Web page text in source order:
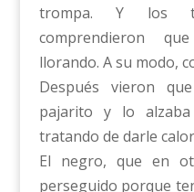
trompa. Y los
comprendieron
llorando. A su modo,
Después vieron
pajarito y lo
tratando de darle
El negro, que en
perseguido porque